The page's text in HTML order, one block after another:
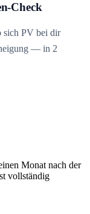
Check
sich PV bei dir
— in 2
Monat nach der
vollständig